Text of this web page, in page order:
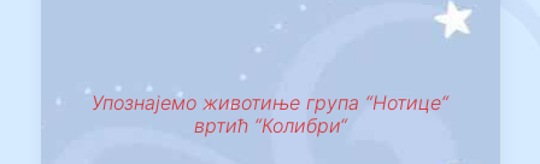
Упознајемо животиње група “Нотице“
вртић “Колибри“